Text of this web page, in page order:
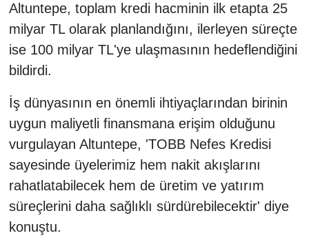
Altuntepe, toplam kredi hacminin ilk etapta 25
milyar TL olarak planlandığını, ilerleyen süreçte
ise 100 milyar TL'ye ulaşmasının hedeflendiğini
bildirdi.
İş dünyasının en önemli ihtiyaçlarından birinin
uygun maliyetli finansmana erişim olduğunu
vurgulayan Altuntepe, 'TOBB Nefes Kredisi
sayesinde üyelerimiz hem nakit akışlarını
rahatlatabilecek hem de üretim ve yatırım
süreçlerini daha sağlıklı sürdürebilecektir' diye
konuştu.